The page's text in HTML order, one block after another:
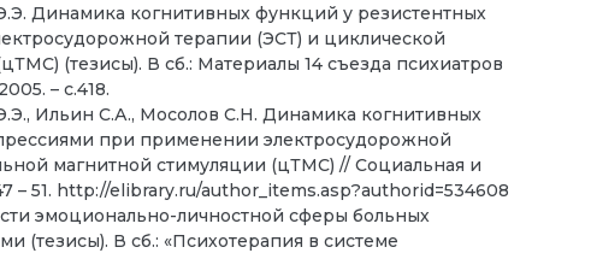
Динамика когнитивных функций у резистентных
терапии (ЭСТ) и циклической
(тезисы). В сб.: Материалы 14 съезда психиатров
– с.418.
Ильин С.А., Мосолов С.Н. Динамика когнитивных
при применении электросудорожной
магнитной стимуляции (цТМС) // Социальная и
– 51. http://elibrary.ru/author_items.asp?authorid=534608
эмоционально-личностной сферы больных
(тезисы). В сб.: «Психотерапия в системе